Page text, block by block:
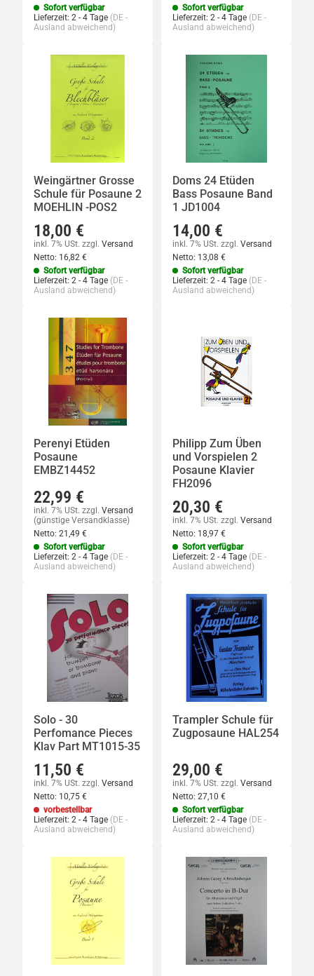
Sofort verfügbar
Lieferzeit: 2 - 4 Tage (DE -
Ausland abweichend)
Sofort verfügbar
Lieferzeit: 2 - 4 Tage (DE -
Ausland abweichend)
Weingärtner Grosse
Schule für Posaune 2
MOEHLIN -POS2
18,00 €
inkl. 7% USt. zzgl. Versand
Netto: 16,82 €
Sofort verfügbar
Lieferzeit: 2 - 4 Tage (DE -
Ausland abweichend)
Doms 24 Etüden
Bass Posaune Band
1 JD1004
14,00 €
inkl. 7% USt. zzgl. Versand
Netto: 13,08 €
Sofort verfügbar
Lieferzeit: 2 - 4 Tage (DE -
Ausland abweichend)
Perenyi Etüden
Posaune
EMBZ14452
22,99 €
inkl. 7% USt. zzgl. Versand
(günstige Versandklasse)
Netto: 21,49 €
Sofort verfügbar
Lieferzeit: 2 - 4 Tage (DE -
Ausland abweichend)
Philipp Zum Üben
und Vorspielen 2
Posaune Klavier
FH2096
20,30 €
inkl. 7% USt. zzgl. Versand
Netto: 18,97 €
Sofort verfügbar
Lieferzeit: 2 - 4 Tage (DE -
Ausland abweichend)
Solo - 30
Perfomance Pieces
Klav Part MT1015-35
11,50 €
inkl. 7% USt. zzgl. Versand
Netto: 10,75 €
vorbestellbar
Lieferzeit: 2 - 4 Tage (DE -
Ausland abweichend)
Trampler Schule für
Zugposaune HAL254
29,00 €
inkl. 7% USt. zzgl. Versand
Netto: 27,10 €
Sofort verfügbar
Lieferzeit: 2 - 4 Tage (DE -
Ausland abweichend)